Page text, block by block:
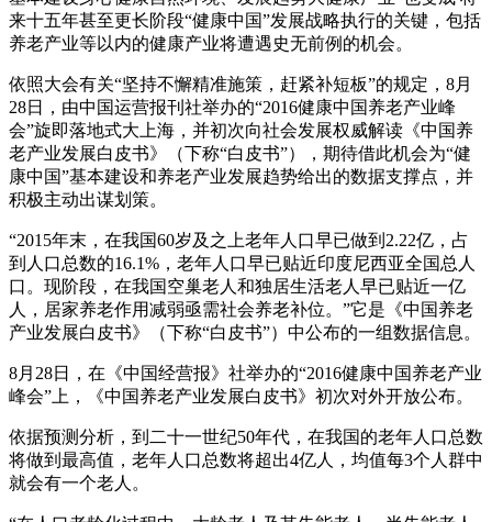
来十五年甚至更长阶段“健康中国”发展战略执行的关键，包括
养老产业等以内的健康产业将遭遇史无前例的机会。
依照大会有关“坚持不懈精准施策，赶紧补短板”的规定，8月
28日，由中国运营报刊社举办的“2016健康中国养老产业峰
会”旋即落地式大上海，并初次向社会发展权威解读《中国养
老产业发展白皮书》（下称“白皮书”），期待借此机会为“健
康中国”基本建设和养老产业发展趋势给出的数据支撑点，并
积极主动出谋划策。
“2015年末，在我国60岁及之上老年人口早已做到2.22亿，占
到人口总数的16.1%，老年人口早已贴近印度尼西亚全国总人
口。现阶段，在我国空巢老人和独居生活老人早已贴近一亿
人，居家养老作用减弱亟需社会养老补位。”它是《中国养老
产业发展白皮书》（下称“白皮书”）中公布的一组数据信息。
8月28日，在《中国经营报》社举办的“2016健康中国养老产业
峰会”上，《中国养老产业发展白皮书》初次对外开放公布。
依据预测分析，到二十一世纪50年代，在我国的老年人口总数
将做到最高值，老年人口总数将超出4亿人，均值每3个人群中
就会有一个老人。